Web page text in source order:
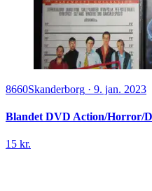
8660Skanderborg · 9. jan. 2023
Blandet DVD Action/Horror/
15 kr.